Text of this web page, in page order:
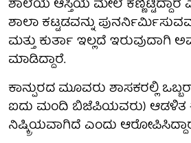
ಶಾಲೆಯ ಆಸ್ತಿಯ ಮೇಲೆ
ಶಾಲಾ ಕಟ್ಟಡವನ್ನು
ಮತ್ತು ಕುರ್ತಾ ಇಲ್ಲದೆ ಇರುವುದಾಗಿ
ಮಾಡಿದ್ದಾರೆ.
ಕಾನ್ಪುರದ ಮೂವರು ಶಾಸಕರಲ್ಲಿ
ಐದು ಮಂದಿ ಬಿಜೆಪಿಯವರು)
ನಿಷ್ಕ್ರಿಯವಾಗಿದೆ ಎಂದು